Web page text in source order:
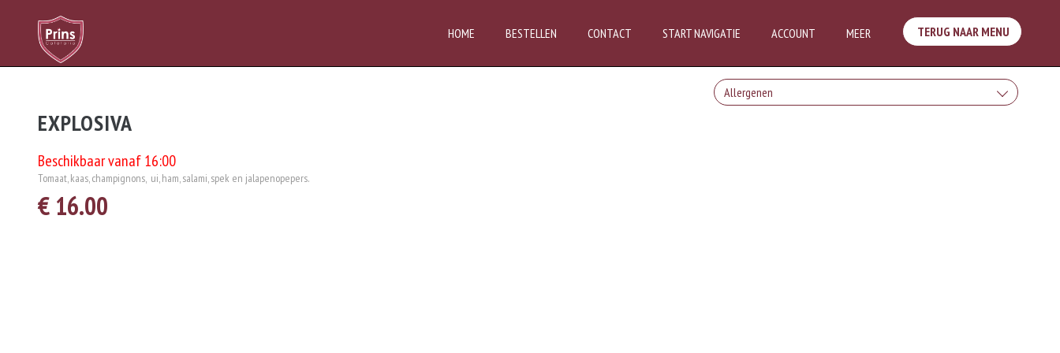
HOME BESTELLEN CONTACT START NAVIGATIE ACCOUNT MEER TERUG NAAR MENU
EXPLOSIVA
Beschikbaar vanaf 16:00
Tomaat, kaas, champignons, ui, ham, salami, spek en jalapenopepers.
€ 16.00
Allergenen